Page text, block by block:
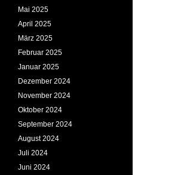
Mai 2025
April 2025
März 2025
Februar 2025
Januar 2025
Dezember 2024
November 2024
Oktober 2024
September 2024
August 2024
Juli 2024
Juni 2024